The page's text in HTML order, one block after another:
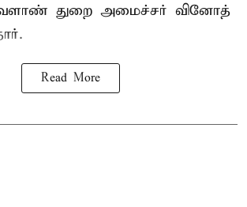
துறை அமைச்சர் வினோத்
Read More